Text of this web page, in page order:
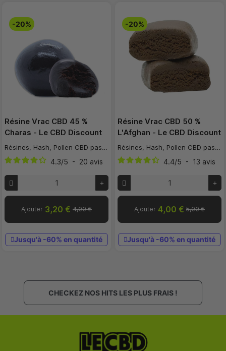
-20%
Résine Vrac CBD 45 %
Charas - Le CBD Discount
Résines, Hash, Pollen CBD pas cher
4.3/5 - 20 avis
Ajouter 3,20 € 4,00 €
Jusqu'à -60% en quantité
-20%
Résine Vrac CBD 50 %
L'Afghan - Le CBD Discount
Résines, Hash, Pollen CBD pas cher
4.4/5 - 13 avis
Ajouter 4,00 € 5,00 €
Jusqu'à -60% en quantité
CHECKEZ NOS HITS LES PLUS FRAIS !